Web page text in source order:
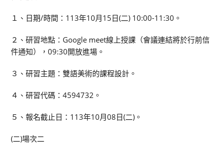
１、日期/時間：113年10月15日(二) 10:00-11:30。
２、研習地點：Google meet線上授課（會議連結將於行前信
件通知），09:30開放進場。
３、研習主題：雙語美術的課程設計。
４、研習代碼：4594732。
５、報名截止日：113年10月08日(二)。
(二)場次二